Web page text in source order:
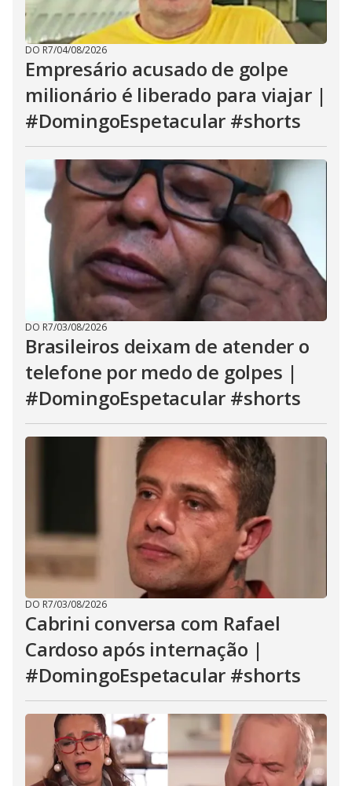
DO R7/04/08/2026
Empresário acusado de golpe
milionário é liberado para viajar |
#DomingoEspetacular #shorts
DO R7/03/08/2026
Brasileiros deixam de atender o
telefone por medo de golpes |
#DomingoEspetacular #shorts
DO R7/03/08/2026
Cabrini conversa com Rafael
Cardoso após internação |
#DomingoEspetacular #shorts